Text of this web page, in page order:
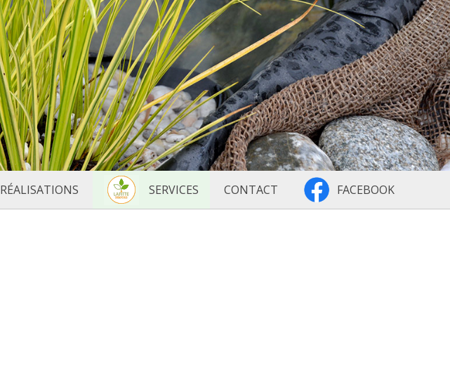
RÉALISATIONS SERVICES CONTACT FACEBOOK
jardin